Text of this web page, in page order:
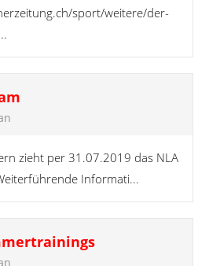
sport/weitere/der-
zieht per 31.07.2019 das NLA
Informati...